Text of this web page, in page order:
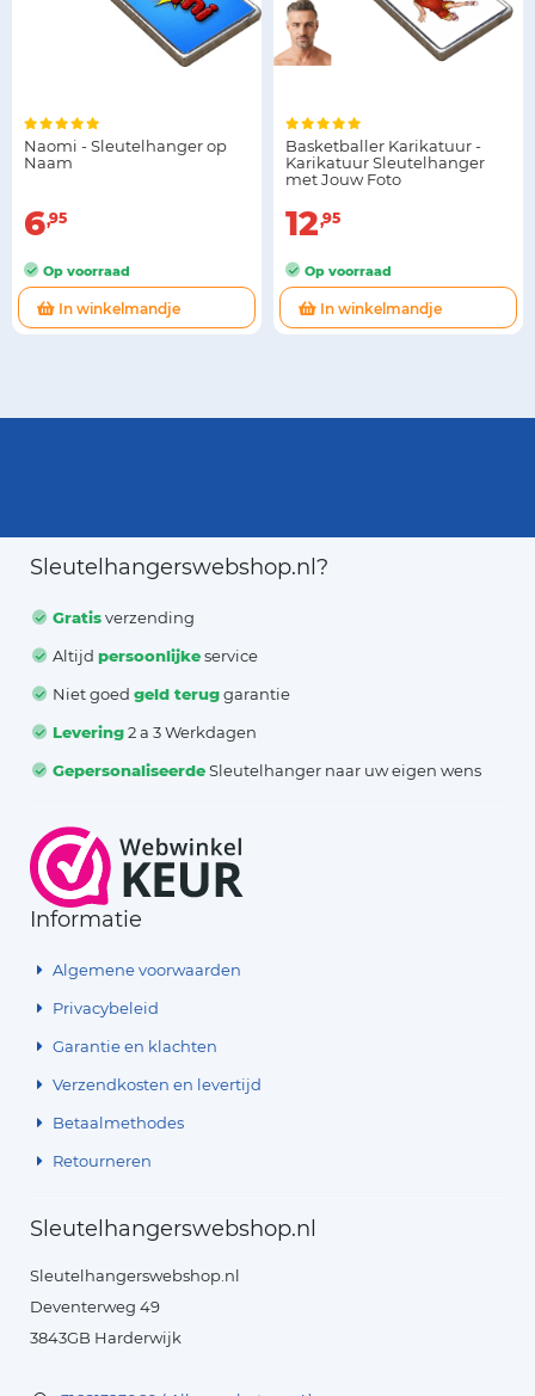
Naomi - Sleutelhanger op
Naam
6 95
Op voorraad
In winkelmandje
Basketballer Karikatuur -
Karikatuur Sleutelhanger
met Jouw Foto
12 95
Op voorraad
In winkelmandje
Sleutelhangerswebshop.nl?
Gratisverzending
Altijdpersoonlijkeservice
Niet goedgeld teruggarantie
Levering2 a 3 Werkdagen
GepersonaliseerdeSleutelhanger naar uw eigen wens
Informatie
Algemene voorwaarden
Privacybeleid
Garantie en klachten
Verzendkosten en levertijd
Betaalmethodes
Retourneren
Sleutelhangerswebshop.nl
Sleutelhangerswebshop.nl
Deventerweg 49
3843GB Harderwijk